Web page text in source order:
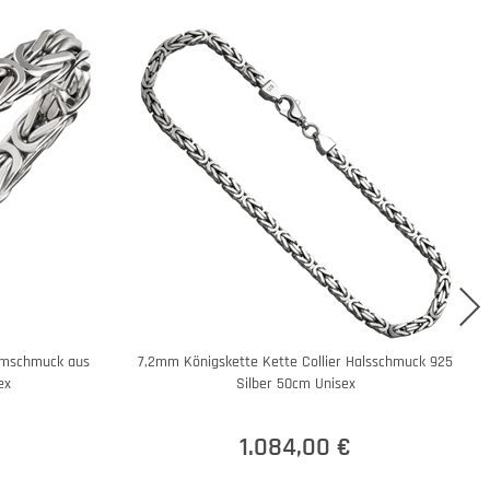
aus
7,2mm Königskette Kette Collier Halsschmuck 925
Silber 50cm Unisex
1.084,00 €